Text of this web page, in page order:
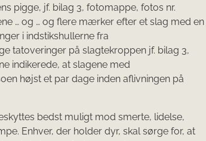
pigge, jf. bilag 3, fotomappe, fotos nr.
… og … og flere mærker efter et slag med en
i indstikshullerne fra
tatoveringer på slagte­kroppen jf. bilag 3,
indikerede, at slagene med
højst et par dage inden aflivningen på
bedst muligt mod smerte, lidelse,
Enhver, der holder dyr, skal sørge for, at